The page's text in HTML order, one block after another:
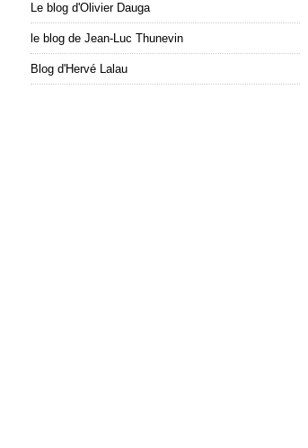
Le blog d'Olivier Dauga
le blog de Jean-Luc Thunevin
Blog d'Hervé Lalau